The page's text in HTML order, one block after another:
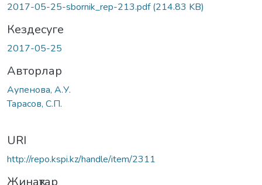
2017-05-25-sbornik_rep-213.pdf(214.83 KB)
Кездесуге
2017-05-25
Авторлар
Аупенова, А.У.
Тарасов, С.П.
URI
http://repo.kspi.kz/handle/item/2311
Жинақтар